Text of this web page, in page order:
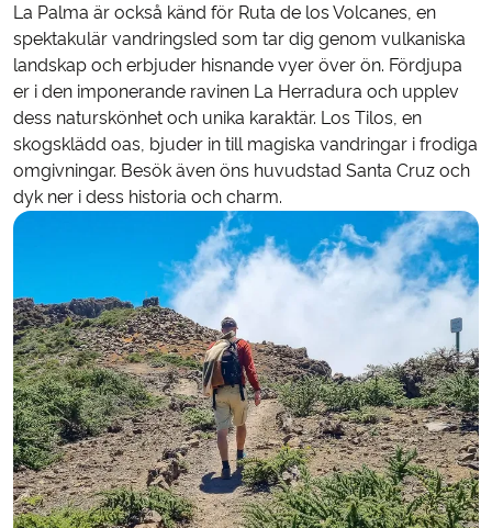
La Palma är också känd för Ruta de los Volcanes, en
spektakulär vandringsled som tar dig genom vulkaniska
landskap och erbjuder hisnande vyer över ön. Fördjupa
er i den imponerande ravinen La Herradura och upplev
dess naturskönhet och unika karaktär. Los Tilos, en
skogsklädd oas, bjuder in till magiska vandringar i frodiga
omgivningar. Besök även öns huvudstad Santa Cruz och
dyk ner i dess historia och charm.